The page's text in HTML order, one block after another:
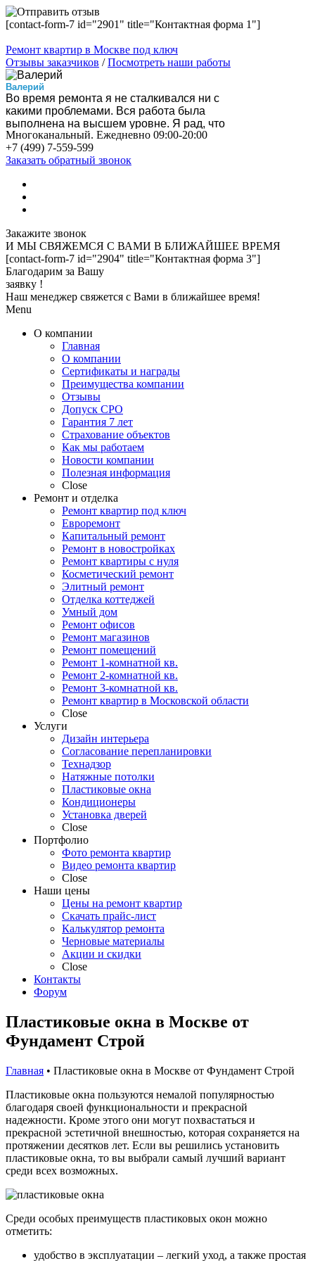
[contact-form-7 id="2901" title="Контактная форма 1"]
Ремонт квартир в Москве под ключ
Отзывы заказчиков /Посмотреть наши работы
Валерий
Во время ремонта я не сталкивался ни с
какими проблемами. Вся работа была
выполнена на высшем уровне. Я рад, что
нашел эту компанию!
Вероника
Нас все устроило, особенно скорость
шикарной! Спасибо!
Вадим
Ребята быстро привезли инструмент, за
мусор и я получил то, что хотел.
Алла
Квартиру преобразили до неузнаваемости.
Установили все новое и качественное. Не
жалею потраченных денег!
Виктор
В общем, бригады работали согласно
Ребята серьезные и контора у них
профессиональная. Рекомендую!
Многоканальный. Ежедневно 09:00-20:00
+7 (499) 7-559-599
Заказать обратный звонок
Закажите звонок
И МЫ СВЯЖЕМСЯ С ВАМИ В БЛИЖАЙШЕЕ ВРЕМЯ
[contact-form-7 id="2904" title="Контактная форма 3"]
Благодарим за Вашу
заявку !
Наш менеджер свяжется с Вами в ближайшее время!
Menu
О компании
Главная
О компании
Сертификаты и награды
Преимущества компании
Oтзывы
Допуск СРО
Гарантия 7 лет
Страхование объектов
Как мы работаем
Новости компании
Полезная информация
Close
Ремонт и отделка
Ремонт квартир под ключ
Евроремонт
Капитальный ремонт
Ремонт в новостройках
Ремонт квартиры с нуля
Косметический ремонт
Элитный ремонт
Отделка коттеджей
Умный дом
Ремонт офисов
Ремонт магазинов
Ремонт помещений
Ремонт 1-комнатной кв.
Ремонт 2-комнатной кв.
Ремонт 3-комнатной кв.
Ремонт квартир в Московской области
Close
Услуги
Дизайн интерьера
Согласование перепланировки
Технадзор
Натяжные потолки
Пластиковые окна
Кондиционеры
Установка дверей
Close
Портфолио
Фото ремонта квартир
Видео ремонта квартир
Close
Наши цены
Цены на ремонт квартир
Скачать прайс-лист
Калькулятор ремонта
Черновые материалы
Акции и скидки
Close
Контакты
Форум
Пластиковые окна в Москве от
Фундамент Строй
Главная • Пластиковые окна в Москве от Фундамент Строй
Пластиковые окна пользуются немалой популярностью
благодаря своей функциональности и прекрасной
надежности. Кроме этого они могут похвастаться и
прекрасной эстетичной внешностью, которая сохраняется на
протяжении десятков лет. Если вы решились установить
пластиковые окна, то вы выбрали самый лучший вариант
среди всех возможных.
Среди особых преимуществ пластиковых окон можно
отметить:
удобство в эксплуатации – легкий уход, а также простая